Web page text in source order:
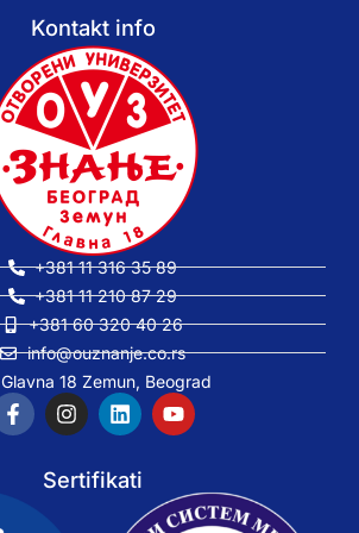
Kontakt info
+381 11 316 35 89
+381 11 210 87 29
+381 60 320 40 26
info@ouznanje.co.rs
Glavna 18 Zemun, Beograd
Sertifikati